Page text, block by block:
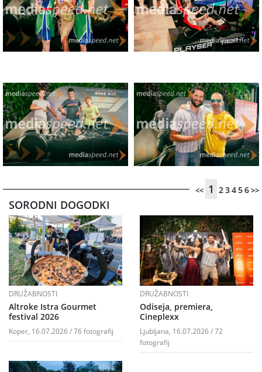
<< 1 23456>>
SORODNI DOGODKI
DRUŽABNOSTI
Altroke Istra Gourmet
festival 2026
Koper, 16.07.2026 / 76 fotografij
DRUŽABNOSTI
Odiseja, premiera,
Cineplexx
Ljubljana, 16.07.2026 / 72
fotografij